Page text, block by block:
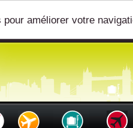
améliorer votre